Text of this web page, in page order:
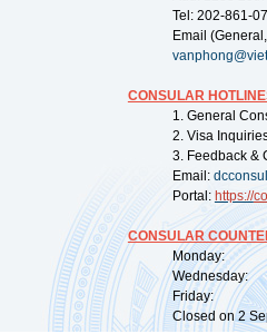
Tel: 202-861-
Email
CONSULAR
1. General
2. Visa
3. Feedback &
Email:
Portal: https://
CONSULAR
Monday:
Wednesday:
Friday:
Closed on 2